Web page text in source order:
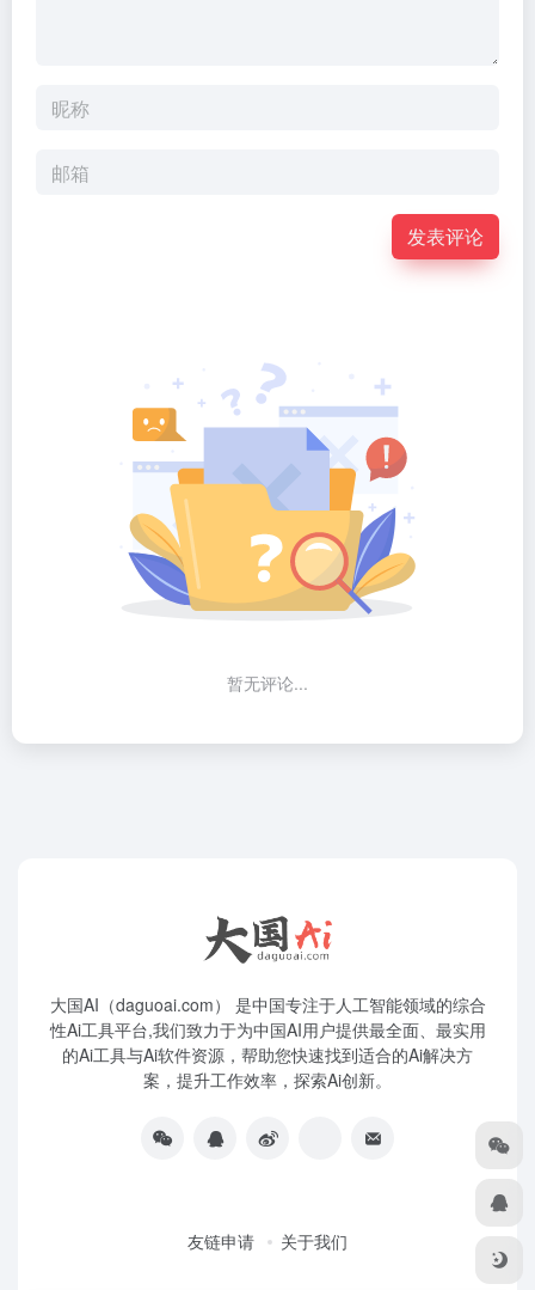
发表评论
暂无评论...
大国AI（daguoai.com） 是中国专注于人工智能领域的综合
性Ai工具平台,我们致力于为中国AI用户提供最全面、最实用
的Ai工具与Ai软件资源，帮助您快速找到适合的Ai解决方
案，提升工作效率，探索Ai创新。
友链申请 关于我们